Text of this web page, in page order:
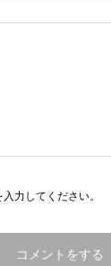
力してください。